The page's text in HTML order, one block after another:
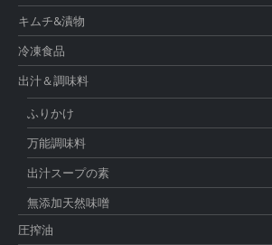
キムチ&漬物
冷凍食品
出汁＆調味料
ふりかけ
万能調味料
出汁スープの素
無添加天然味噌
圧搾油